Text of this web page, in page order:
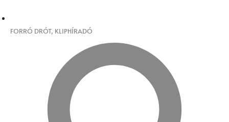
FORRÓ DRÓT, KLIPHÍRADÓ